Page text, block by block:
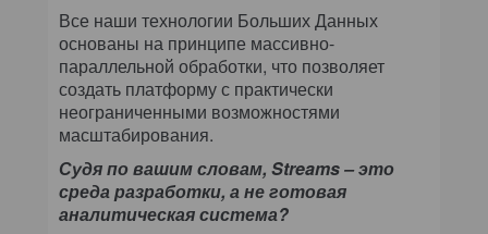
Все наши технологии Больших Данных
основаны на принципе массивно-
параллельной обработки, что позволяет
создать платформу с практически
неограниченными возможностями
масштабирования.
Судя по вашим словам, Streams – это
среда разработки, а не готовая
аналитическая система?